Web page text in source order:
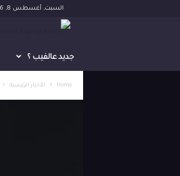
السبت, أغسطس 8, 2026
جديد عالفيب ؟
Home الأخبار الرئيسية